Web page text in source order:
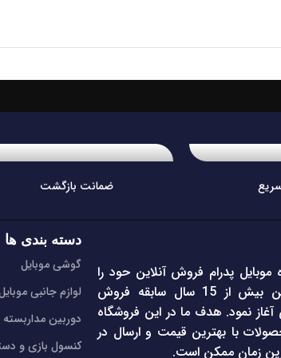
ضمانت بازگشت
موبایل پدرام فروش آنلاین حود را
با داشتن بیش از 15 سال سابقه فروش
نمود. هدف ما در این فروشگاه
با بهترین قیمت و ارسال در
زمان ممکن است.
دسته بندی ها
گوشی موبایل
لوازم جانبی
دوربین مداربسته
کنسول بازی و